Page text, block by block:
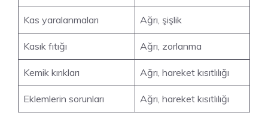
Kas yaralanmaları Ağrı, şişlik
Kasık fıtığı Ağrı, zorlanma
Kemik kırıkları Ağrı, hareket kısıtlılığı
Eklemlerin sorunları Ağrı, hareket kısıtlılığı